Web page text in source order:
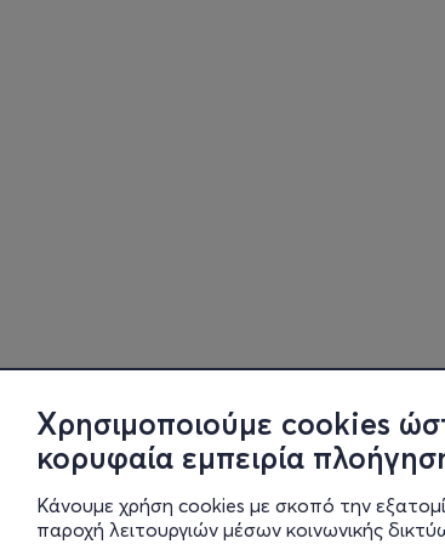
Χρησιμοποιούμε cookies
κορυφαία εμπειρία
Κάνουμε χρήση cookies με σκοπό την
παροχή λειτουργιών μέσων κοινωνικής